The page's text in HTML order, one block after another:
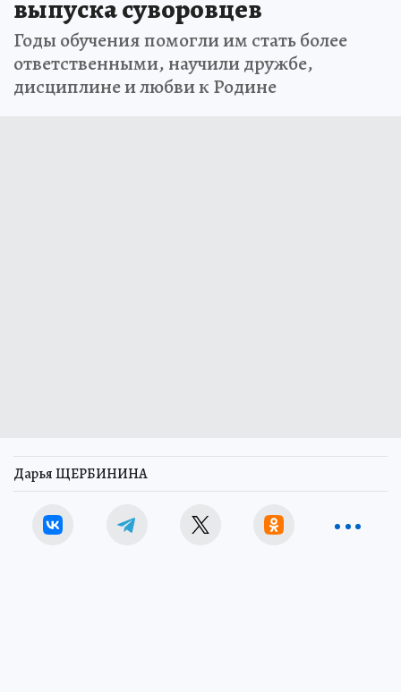
выпуска суворовцев
Годы обучения помогли им стать более
ответственными, научили дружбе,
дисциплине и любви к Родине
Дарья ЩЕРБИНИНА